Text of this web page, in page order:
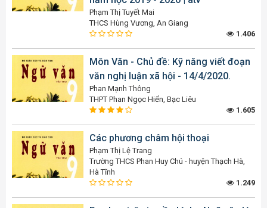
Phạm Thị Tuyết Mai
THCS Hùng Vương, An Giang
1.406
Môn Văn - Chủ đề: Kỹ năng viết đoạn
văn nghị luận xã hội - 14/4/2020.
Phan Mạnh Thông
THPT Phan Ngọc Hiển, Bạc Liêu
1.605
Các phương châm hội thoại
Phạm Thị Lệ Trang
Trường THCS Phan Huy Chú - huyện Thạch Hà,
Hà Tĩnh
1.249